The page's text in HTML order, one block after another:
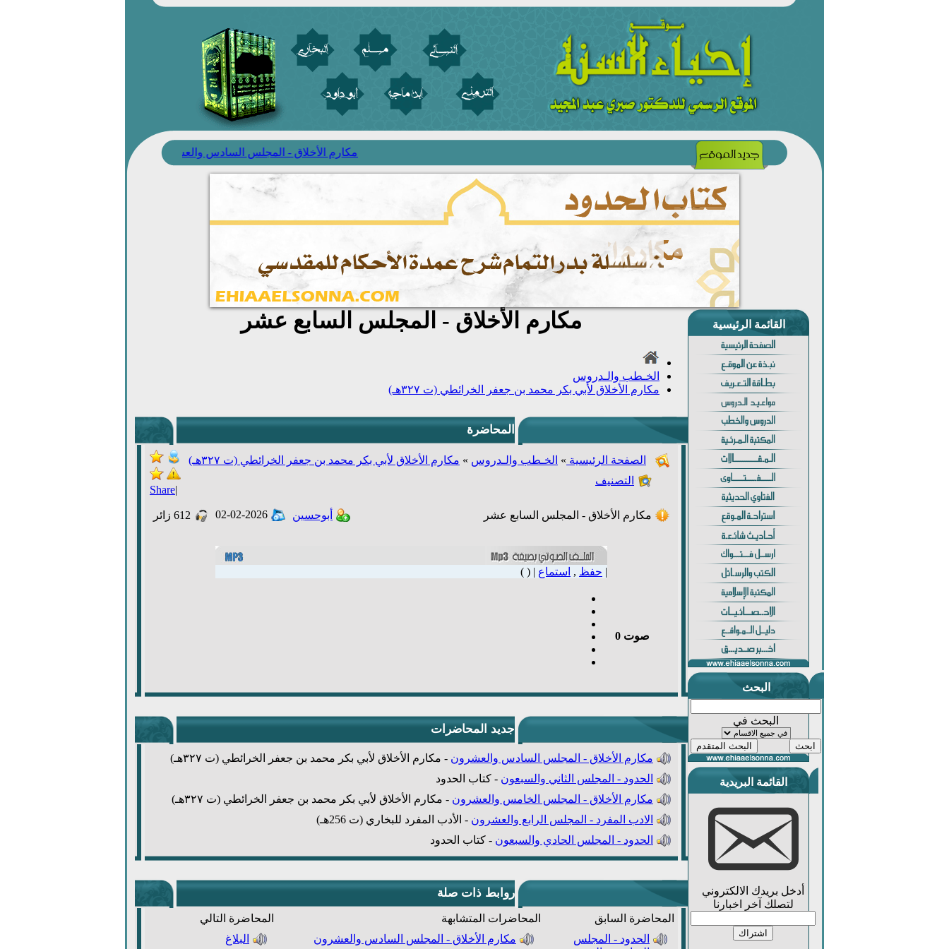
مكارم الأخلاق - المجلس السادس والعشرون => مكارم الأخلاق لأبي بكر محمد بن
القائمة الرئيسية
البحث
البحث في
القائمة البريدية
أدخل بريدك الالكتروني
لتصلك آخر اخبارنا
مكارم الأخلاق - المجلس السابع عشر
الخـطب والـدروس
مكارم الأخلاق لأبي بكر محمد بن جعفر الخرائطي (ت ٣٢٧هـ)
المحاضرة
الصفحة الرئيسية » الخـطب والـدروس » مكارم الأخلاق لأبي بكر محمد بن جعفر الخرائطي (ت ٣٢٧هـ)
التصنيف
Share|
مكارم الأخلاق - المجلس السابع عشر 612 زائر 02-02-2026 أبوحسين
| حفظ , استماع | ( )
0 صوت
جديد المحاضرات
مكارم الأخلاق - المجلس السادس والعشرون - مكارم الأخلاق لأبي بكر محمد بن جعفر الخرائطي (ت ٣٢٧هـ)
الحدود - المجلس الثاني والسبعون - كتاب الحدود
مكارم الأخلاق - المجلس الخامس والعشرون - مكارم الأخلاق لأبي بكر محمد بن جعفر الخرائطي (ت ٣٢٧هـ)
الادب المفرد - المجلس الرابع والعشرون - الأدب المفرد للبخاري (ت 256هـ)
الحدود - المجلس الحادي والسبعون - كتاب الحدود
روابط ذات صلة
المحاضرة السابق
الحدود - المجلس
المحاضرات المتشابهة
مكارم الأخلاق - المجلس السادس والعشرون
المحاضرة التالي
البلاغ